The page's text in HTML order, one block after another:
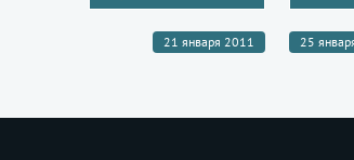
21 января 2011 25